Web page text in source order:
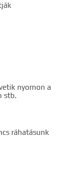
nyomon a
stb.
ráhatásunk